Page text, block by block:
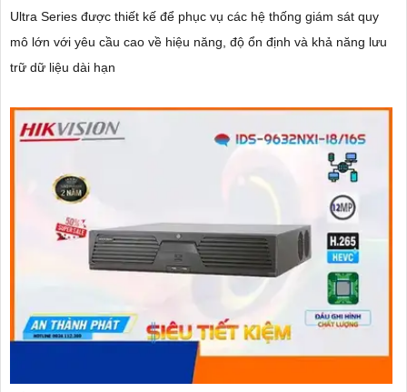
Ultra Series được thiết kế để phục vụ các hệ thống giám sát quy
mô lớn với yêu cầu cao về hiệu năng, độ ổn định và khả năng lưu
trữ dữ liệu dài hạn